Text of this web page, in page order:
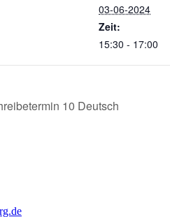
03-06-2024
Zeit:
15:30 - 17:00
10 Deutsch